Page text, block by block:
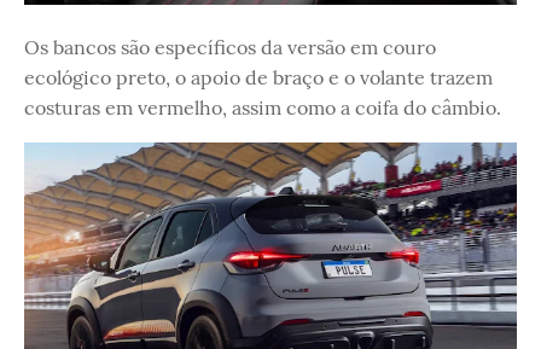
Os bancos são específicos da versão em couro
ecológico preto, o apoio de braço e o volante trazem
costuras em vermelho, assim como a coifa do câmbio.